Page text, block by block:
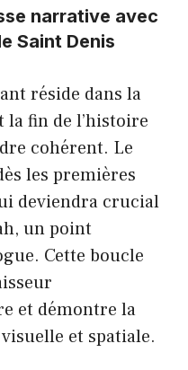
narrative avec
Saint Denis
réside dans la
fin de l’histoire
cohérent. Le
les premières
deviendra crucial
un point
Cette boucle
et démontre la
et spatiale.